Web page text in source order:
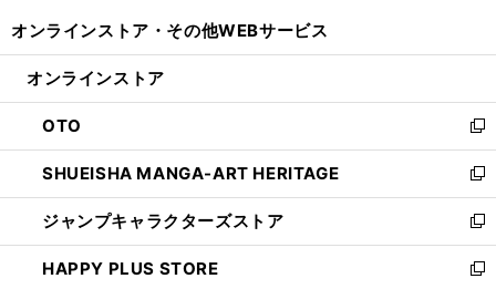
開
ン
ウ
で
開
く
ウ
ン
ド
ウ
で
開
く
オンラインストア・ その他WEBサービス
オンラインストア
OTO
新
し
い
ウ
ィ
ン
ド
SHUEISHA MANGA-ART HERITAGE
新
し
い
ウ
ィ
ジャンプキャラクターズストア
新
し
い
HAPPY PLUS STORE
新